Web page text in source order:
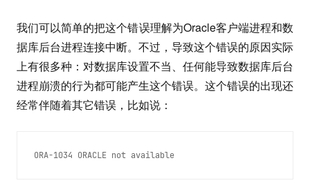
我们可以简单的把这个错误理解为Oracle客户端进程和数
据库后台进程连接中断。不过，导致这个错误的原因实际
上有很多种：对数据库设置不当、任何能导致数据库后台
进程崩溃的行为都可能产生这个错误。这个错误的出现还
经常伴随着其它错误，比如说：